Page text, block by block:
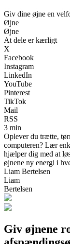
Giv dine øjne en
Øjne
Øjne
At dele er kærligt
X
Facebook
Instagram
LinkedIn
YouTube
Pinterest
TikTok
Mail
RSS
3 min
Oplever du trætte,
computeren? Lær
hjælper dig med at
øjnene ny energi i
Liam Bertelsen
Liam
Bertelsen
Giv øjnene